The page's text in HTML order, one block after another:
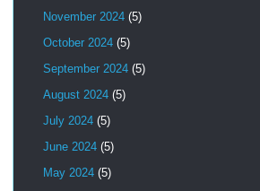
November 2024 (5)
October 2024 (5)
September 2024 (5)
August 2024 (5)
July 2024 (5)
June 2024 (5)
May 2024 (5)